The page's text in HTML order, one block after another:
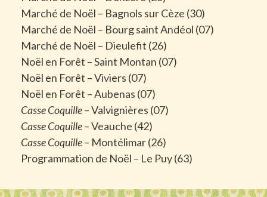
Marché de Noël – Bagnols sur Cèze (30)
Marché de Noël – Bourg saint Andéol (07)
Marché de Noël – Dieulefit (26)
Noël en Forêt – Saint Montan (07)
Noël en Forêt – Viviers (07)
Noël en Forêt – Aubenas (07)
Casse Coquille– Valvignières (07)
Casse Coquille– Veauche (42)
Casse Coquille– Montélimar (26)
Programmation de Noël – Le Puy (63)